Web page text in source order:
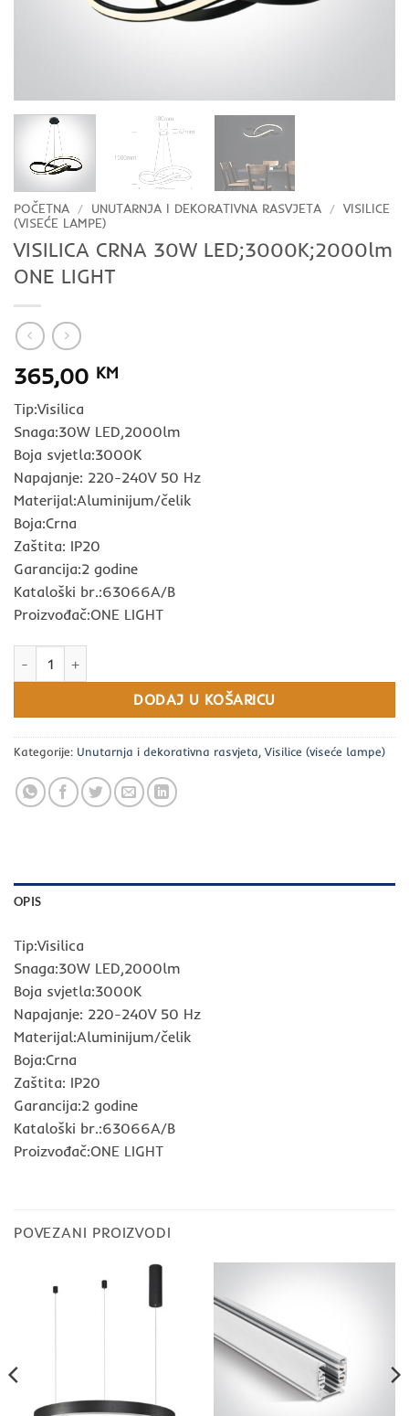
POČETNA / UNUTARNJA I DEKORATIVNA RASVJETA / VISILICE
(VISEĆE LAMPE)
VISILICA CRNA 30W LED;3000K;2000lm
ONE LIGHT
365,00 KM
Tip:Visilica
Snaga:30W LED,2000lm
Boja svjetla:3000K
Napajanje: 220-240V 50 Hz
Materijal:Aluminijum/čelik
Boja:Crna
Zaštita: IP20
Garancija:2 godine
Kataloški br.:63066A/B
Proizvođač:ONE LIGHT
DODAJ U KOŠARICU
Kategorije: Unutarnja i dekorativna rasvjeta, Visilice (viseće lampe)
OPIS
Tip:Visilica
Snaga:30W LED,2000lm
Boja svjetla:3000K
Napajanje: 220-240V 50 Hz
Materijal:Aluminijum/čelik
Boja:Crna
Zaštita: IP20
Garancija:2 godine
Kataloški br.:63066A/B
Proizvođač:ONE LIGHT
POVEZANI PROIZVODI